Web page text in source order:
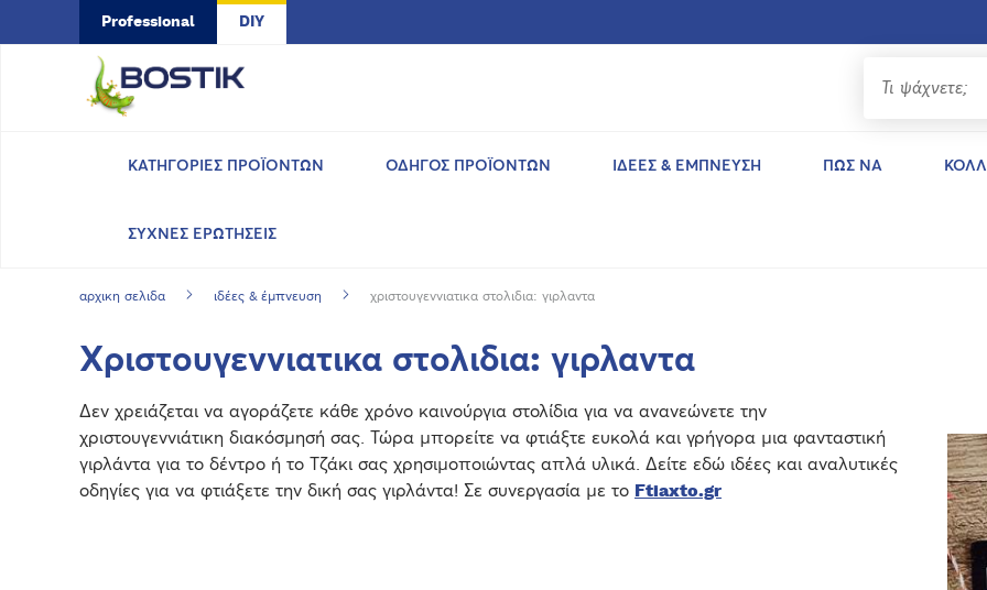
Skip to main content
Professional DIY
ΚΑΤΗΓΟΡΙΕΣ ΠΡΟΪΟΝΤΩΝ ΟΔΗΓΟΣ ΠΡΟΪΟΝΤΩΝ ΙΔΕΕΣ & ΕΜΠΝΕΥΣΗ ΠΩΣ ΝΑ
ΣΥΧΝΕΣ ΕΡΩΤΗΣΕΙΣ
αρχικη σελιδα ιδέες & έμπνευση χριστουγεννιατικα στολιδια: γιρλαντα
Χριστουγεννιατικα στολιδια: γιρλαντα
Δεν χρειάζεται να αγοράζετε κάθε χρόνο καινούργια στολίδια για να ανανεώνετε την
χριστουγεννιάτικη διακόσμησή σας. Τώρα μπορείτε να φτιάξτε ευκολά και γρήγορα μια φανταστική
γιρλάντα για το δέντρο ή το Τζάκι σας χρησιμοποιώντας απλά υλικά. Δείτε εδώ ιδέες και αναλυτικές
οδηγίες για να φτιάξετε την δική σας γιρλάντα! Σε συνεργασία με το Ftiaxto.gr